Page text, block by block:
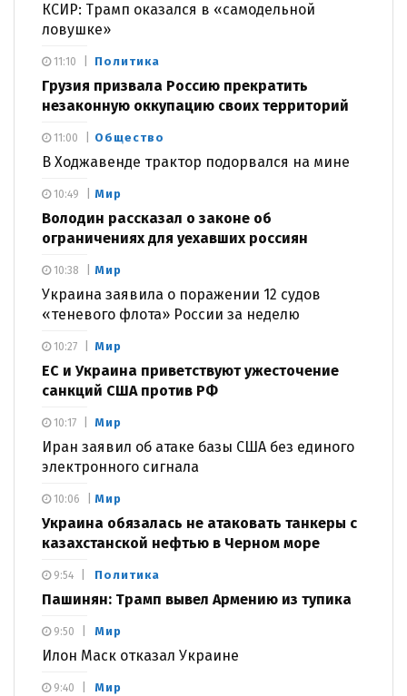
КСИР: Трамп оказался в «самодельной
ловушке»
Политика
Грузия призвала Россию прекратить
незаконную оккупацию своих территорий
11:10
Общество
В Ходжавенде трактор подорвался на мине
11:00
Мир
Володин рассказал о законе об
ограничениях для уехавших россиян
10:49
Мир
Украина заявила о поражении 12 судов
«теневого флота» России за неделю
10:38
Мир
ЕС и Украина приветствуют ужесточение
санкций США против РФ
10:27
Мир
Иран заявил об атаке базы США без единого
электронного сигнала
10:17
Мир
Украина обязалась не атаковать танкеры с
казахстанской нефтью в Черном море
10:06
Политика
Пашинян: Трамп вывел Армению из тупика
9:54
Мир
Илон Маск отказал Украине
9:50
Мир
9:40